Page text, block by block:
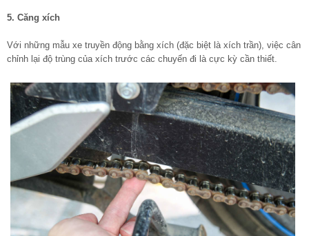
5. Căng xích
Với những mẫu xe truyền động bằng xích (đặc biệt là xích trần), việc cân
chỉnh lại độ trùng của xích trước các chuyến đi là cực kỳ cần thiết.